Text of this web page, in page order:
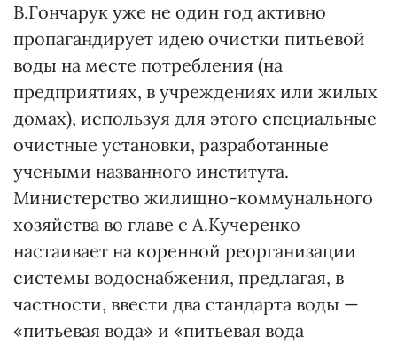
В.Гончарук уже не один год активно
пропагандирует идею очистки питьевой
воды на месте потребления (на
предприятиях, в учреждениях или жилых
домах), используя для этого специальные
очистные установки, разработанные
учеными названного института.
Министерство жилищно-коммунального
хозяйства во главе с А.Кучеренко
настаивает на коренной реорганизации
системы водоснабжения, предлагая, в
частности, ввести два стандарта воды —
«питье­вая вода» и «питьевая вода